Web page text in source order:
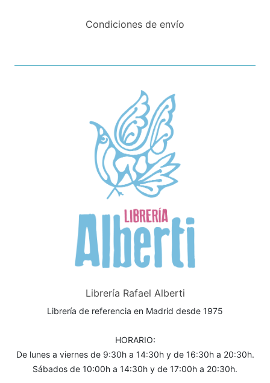
Condiciones de envío
Librería Rafael Alberti
Librería de referencia en Madrid desde 1975
HORARIO:
De lunes a viernes de 9:30h a 14:30h y de 16:30h a 20:30h.
Sábados de 10:00h a 14:30h y de 17:00h a 20:30h.